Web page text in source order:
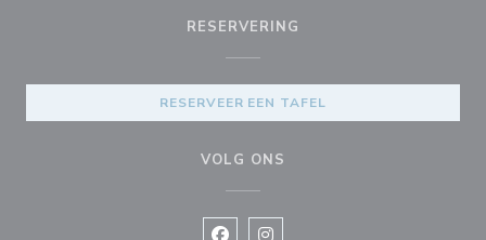
RESERVERING
RESERVEER EEN TAFEL
VOLG ONS